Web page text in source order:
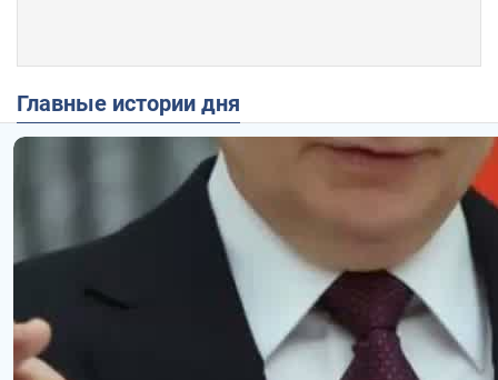
Главные истории дня